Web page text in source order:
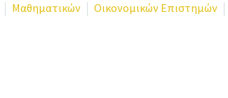
Μαθηματικών Οικονομικών Επιστημών